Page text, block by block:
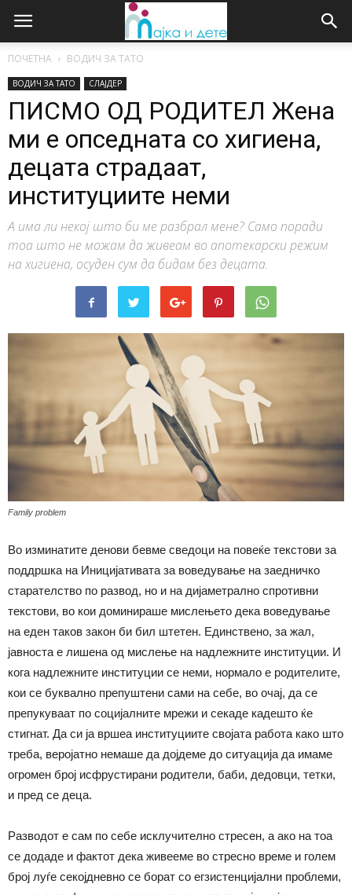
ПОЧЕТНА ВОДИЧ ЗА ТАТО
ВОДИЧ ЗА ТАТО СЛАЈДЕР
ПИСМО ОД РОДИТЕЛ Жена
ми е опседната со хигиена,
децата страдаат,
институциите неми
А има ли некој што би ме разбрал мене? Само поради
тоа што не можам да живеам во апотекарски режим
на хигиена, осуден сум да бидам без децата.
Family problem
Во изминатите денови бевме сведоци на повеќе текстови за
поддршка на Иницијативата за воведување на заедничко
старателство по развод, но и на дијаметрално спротивни
текстови, во кои доминираше мислењето дека воведување
на еден таков закон би бил штетен. Единствено, за жал,
јавноста е лишена од мислење на надлежните институции. И
кога надлежните институции се неми, нормало е родителите,
кои се буквално препуштени сами на себе, во очај, да се
препукуваат по социјалните мрежи и секаде кадешто ќе
стигнат. Да си ја вршеа институциите својата работа како што
треба, веројатно немаше да дојдеме до ситуација да имаме
огромен број исфрустирани родители, баби, дедовци, тетки,
и пред се деца.
Разводот е сам по себе исклучително стресен, а ако на тоа
се додаде и фактот дека живееме во стресно време и голем
број луѓе секојдневно се борат со егзистенцијални проблеми,